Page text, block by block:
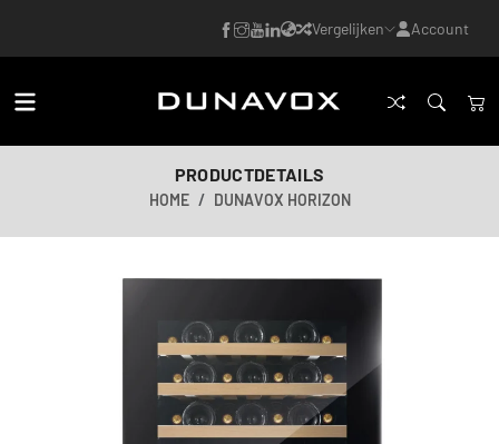
Vergelijken Account
PRODUCTDETAILS
HOME DUNAVOX HORIZON
AI-gegenereerde afbeelding